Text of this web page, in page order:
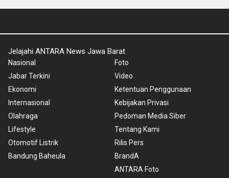
Jelajahi ANTARA News Jawa Barat
Nasional
Jabar Terkini
Ekonomi
Internasional
Olahraga
Lifestyle
Otomotif Listrik
Bandung Baheula
Foto
Video
Ketentuan Penggunaan
Kebijakan Privasi
Pedoman Media Siber
Tentang Kami
Rilis Pers
BrandA
ANTARA Foto